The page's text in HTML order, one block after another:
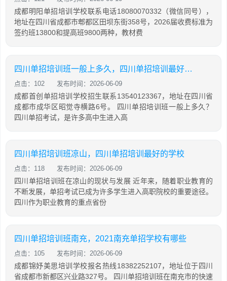
成都明阳单招培训学校联系电话18080070332（微信同号），
地址在四川省成都市郫都区田坝东街358号，2026届收费标准为
签约班13800和提高班9800两种，教材费
四川单招培训班一般上多久，四川单招培训最好的学校
点击：102 发布时间：2026-06-09
成都首创单招培训学校招生联系13540123367，地址在四川省
成都市成华区昭觉寺横路6号。 四川单招培训班一般上多久？
四川单招考试，是许多高中生进入高
四川单招培训班凉山，四川单招培训最好的学校
点击：118 发布时间：2026-06-09
四川单招培训班在凉山的现状与发展 近年来，随着职业教育的
不断发展，单招考试已成为许多学生进入高职院校的重要途径。
四川作为职业教育的重点省份
四川单招培训班南充，2021南充单招学校有哪些
点击：105 发布时间：2026-06-09
成都锦妤美思培训学校报名热线18382252107，地址位于四川
省成都市新都区兴业路327号。 四川单招培训班在南充市的快速